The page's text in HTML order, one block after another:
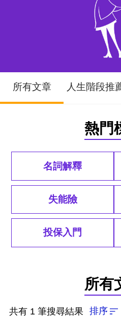
所有文章 人生階段推
熱門
名詞解釋
失能險
投保入門
所有
共有 1 筆搜尋結果 排序